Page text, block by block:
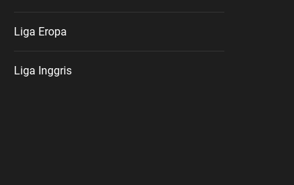
Liga Eropa
Liga Inggris